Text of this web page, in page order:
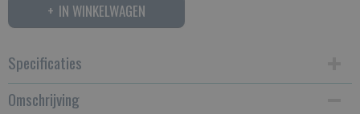
IN WINKELWAGEN
Specificaties
Netto gewicht
Omschrijving